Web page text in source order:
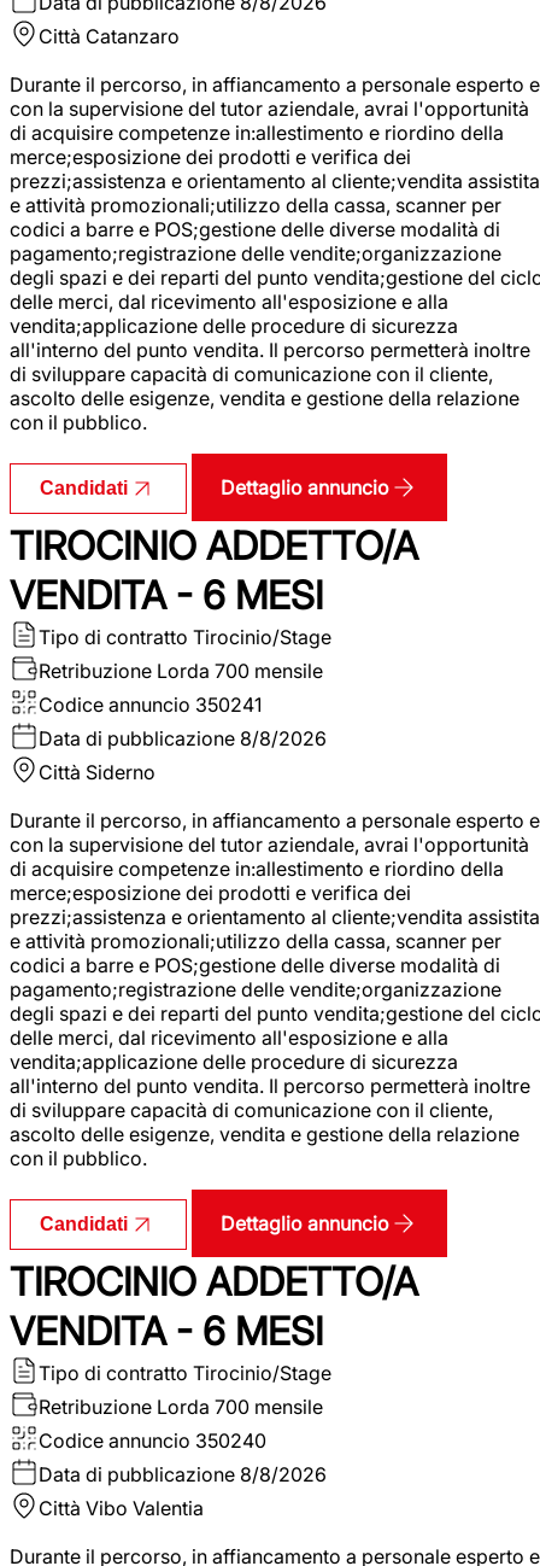
Città Catanzaro
Durante il percorso, in affiancamento a personale esperto e
con la supervisione del tutor aziendale, avrai l'opportunità
di acquisire competenze in:allestimento e riordino della
merce;esposizione dei prodotti e verifica dei
prezzi;assistenza e orientamento al cliente;vendita assistita
e attività promozionali;utilizzo della cassa, scanner per
codici a barre e POS;gestione delle diverse modalità di
pagamento;registrazione delle vendite;organizzazione
degli spazi e dei reparti del punto vendita;gestione del
delle merci, dal ricevimento all'esposizione e alla
vendita;applicazione delle procedure di sicurezza
all'interno del punto vendita. Il percorso permetterà inoltre
di sviluppare capacità di comunicazione con il cliente,
ascolto delle esigenze, vendita e gestione della relazione
con il pubblico.
Candidati Dettaglio annuncio
TIROCINIO ADDETTO/A
VENDITA - 6 MESI
Tipo di contratto Tirocinio/Stage
Retribuzione Lorda 700 mensile
Codice annuncio 350241
Data di pubblicazione 8/8/2026
Città Siderno
Durante il percorso, in affiancamento a personale esperto e
con la supervisione del tutor aziendale, avrai l'opportunità
di acquisire competenze in:allestimento e riordino della
merce;esposizione dei prodotti e verifica dei
prezzi;assistenza e orientamento al cliente;vendita assistita
e attività promozionali;utilizzo della cassa, scanner per
codici a barre e POS;gestione delle diverse modalità di
pagamento;registrazione delle vendite;organizzazione
degli spazi e dei reparti del punto vendita;gestione del
delle merci, dal ricevimento all'esposizione e alla
vendita;applicazione delle procedure di sicurezza
all'interno del punto vendita. Il percorso permetterà inoltre
di sviluppare capacità di comunicazione con il cliente,
ascolto delle esigenze, vendita e gestione della relazione
con il pubblico.
Candidati Dettaglio annuncio
TIROCINIO ADDETTO/A
VENDITA - 6 MESI
Tipo di contratto Tirocinio/Stage
Retribuzione Lorda 700 mensile
Codice annuncio 350240
Data di pubblicazione 8/8/2026
Città Vibo Valentia
Durante il percorso, in affiancamento a personale esperto e